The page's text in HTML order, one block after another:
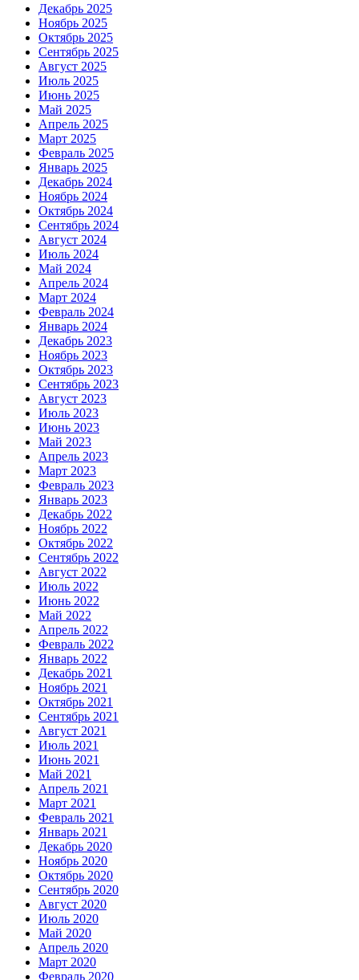
Декабрь 2025
Ноябрь 2025
Октябрь 2025
Сентябрь 2025
Август 2025
Июль 2025
Июнь 2025
Май 2025
Апрель 2025
Март 2025
Февраль 2025
Январь 2025
Декабрь 2024
Ноябрь 2024
Октябрь 2024
Сентябрь 2024
Август 2024
Июль 2024
Май 2024
Апрель 2024
Март 2024
Февраль 2024
Январь 2024
Декабрь 2023
Ноябрь 2023
Октябрь 2023
Сентябрь 2023
Август 2023
Июль 2023
Июнь 2023
Май 2023
Апрель 2023
Март 2023
Февраль 2023
Январь 2023
Декабрь 2022
Ноябрь 2022
Октябрь 2022
Сентябрь 2022
Август 2022
Июль 2022
Июнь 2022
Май 2022
Апрель 2022
Февраль 2022
Январь 2022
Декабрь 2021
Ноябрь 2021
Октябрь 2021
Сентябрь 2021
Август 2021
Июль 2021
Июнь 2021
Май 2021
Апрель 2021
Март 2021
Февраль 2021
Январь 2021
Декабрь 2020
Ноябрь 2020
Октябрь 2020
Сентябрь 2020
Август 2020
Июль 2020
Май 2020
Апрель 2020
Март 2020
Февраль 2020